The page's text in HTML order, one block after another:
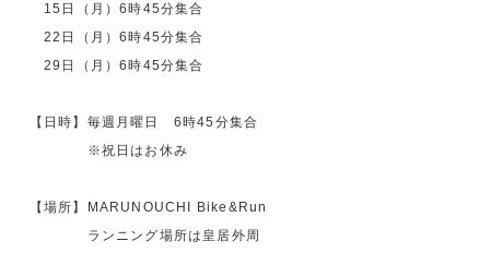
15日（月）6時45分集合
22日（月）6時45分集合
29日（月）6時45分集合
【日時】毎週月曜日 6時45分集合
※祝日はお休み
【場所】MARUNOUCHI Bike&Run
ランニング場所は皇居外周